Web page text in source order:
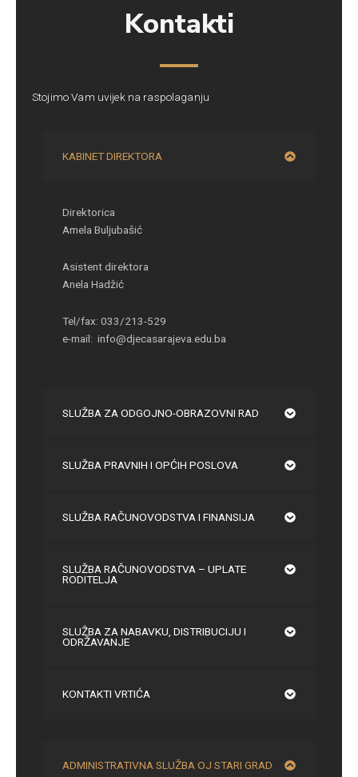
Kontakti
Stojimo Vam uvijek na raspolaganju
KABINET DIREKTORA
Direktorica
Amela Buljubašić
Asistent direktora
Anela Hadžić
Tel/fax: 033/213-529
e-mail: info@djecasarajeva.edu.ba
SLUŽBA ZA ODGOJNO-OBRAZOVNI RAD
SLUŽBA PRAVNIH I OPĆIH POSLOVA
SLUŽBA RAČUNOVODSTVA I FINANSIJA
SLUŽBA RAČUNOVODSTVA – UPLATE
RODITELJA
SLUŽBA ZA NABAVKU, DISTRIBUCIJU I
ODRŽAVANJE
KONTAKTI VRTIĆA
ADMINISTRATIVNA SLUŽBA OJ STARI GRAD